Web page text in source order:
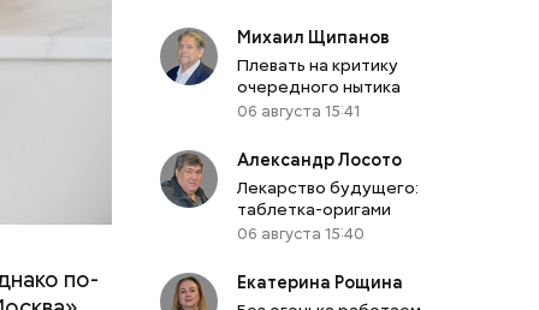
по-
ему не
Михаил Щипанов
Плевать на критику
очередного нытика
06 августа 15:41
Александр Лосото
Лекарство будущего:
таблетка-оригами
06 августа 15:40
Екатерина Рощина